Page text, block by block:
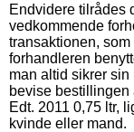
Endvidere tilrådes
vedkommende
transaktionen,
forhandleren
man altid sikrer
bevise
Edt. 2011 0,75 ltr,
kvinde eller mand.